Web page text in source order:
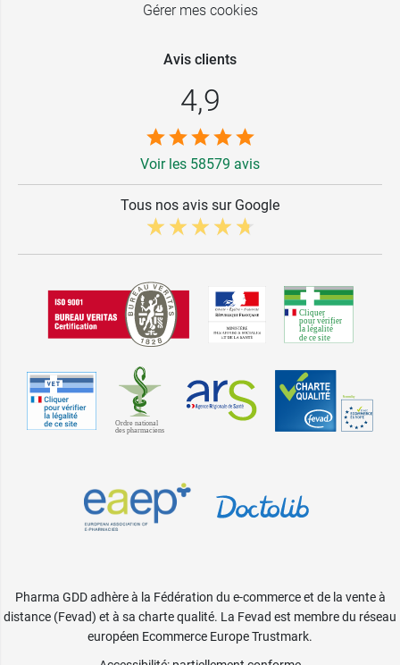
Gérer mes cookies
Avis clients
4,9
Voir les 58579 avis
Tous nos avis sur Google
Pharma GDD adhère à la Fédération du e-commerce et de la vente à
distance (Fevad) et à sa charte qualité. La Fevad est membre du réseau
européen Ecommerce Europe Trustmark.